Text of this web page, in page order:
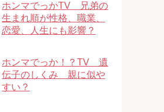
ホンマでっかTV 兄弟の
生まれ順が性格、職業、
恋愛、人生にも影響？
ホンマでっか！？TV 遺
伝子のしくみ 親に似や
すい？